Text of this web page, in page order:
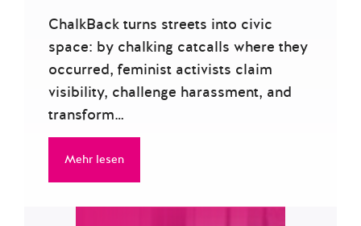
ChalkBack turns streets into civic
space: by chalking catcalls where they
occurred, feminist activists claim
visibility, challenge harassment, and
transform…
Mehr lesen